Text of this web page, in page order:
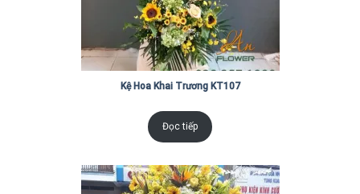
Kệ Hoa Khai Trương KT107
Đọc tiếp